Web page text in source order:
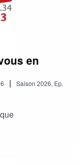
en
| Saison 2026, Ep.